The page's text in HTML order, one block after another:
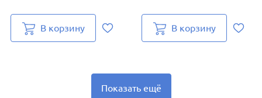
В корзину В корзину
Показать ещё